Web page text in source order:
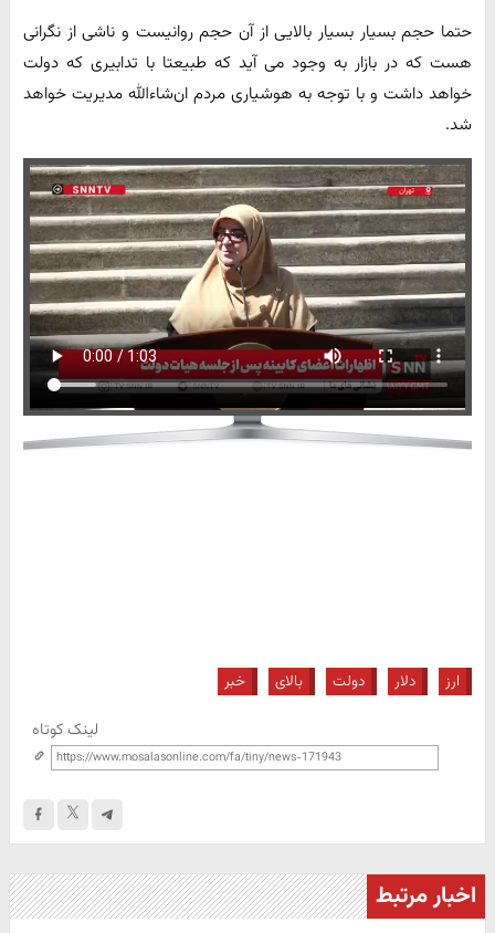
حتما حجم بسیار بسیار بالایی از آن حجم روانیست و ناشی از نگرانی
هست که در بازار به وجود می آید که طبیعتا با تدابیری که دولت
خواهد داشت و با توجه به هوشیاری مردم ان‌شاءالله مدیریت خواهد
شد.
ارز دلار دولت بالای خبر
لینک کوتاه
اخبار مرتبط